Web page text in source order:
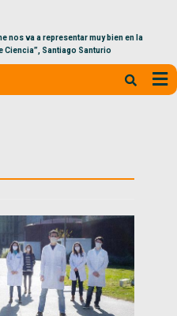
nos va a representar muy bien en la
Ciencia”, Santiago Santurio